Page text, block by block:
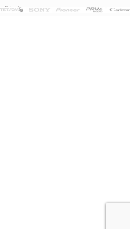
تمام حقوق این سایت متعلق به